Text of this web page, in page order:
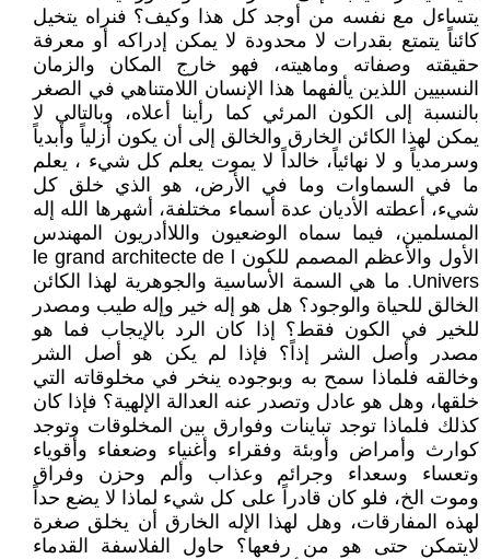
يتساءل مع نفسه من أوجد كل هذا وكيف؟ فنراه يتخيل
كائناً يتمتع بقدرات لا محدودة لا يمكن إدراكه أو معرفة
حقيقته وصفاته وماهيته، فهو خارج المكان والزمان
النسبيين اللذين يألفهما هذا الإنسان اللامتناهي في الصغر
بالنسبة إلى الكون المرئي كما رأينا أعلاه، وبالتالي لا
يمكن لهذا الكائن الخارق والخالق إلى أن يكون أزلياً وأبدياً
وسرمدياً و لا نهائياً، خالداً لا يموت يعلم كل شيء ، يعلم
ما في السماوات وما في الأرض، هو الذي خلق كل
شيء، أعطته الأديان عدة أسماء مختلفة، أشهرها الله إله
المسلمين، فيما سماه الوضعيون واللاأدريون المهندس
الأول والأعظم المصمم للكون le grand architecte de l
Univers. ما هي السمة الأساسية والجوهرية لهذا الكائن
الخالق للحياة والوجود؟ هل هو إله خير وإله طيب ومصدر
للخير في الكون فقط؟ إذا كان الرد بالإيجاب فما هو
مصدر وأصل الشر إذاً؟ فإذا لم يكن هو أصل الشر
وخالقه فلماذا سمح به وبوجوده ينخر في مخلوقاته التي
خلقها، وهل هو عادل وتصدر عنه العدالة الإلهية؟ فإذا كان
كذلك فلماذا توجد تباينات وفوارق بين المخلوقات وتوجد
كوارث وأمراض وأوبئة وفقراء وأغنياء وضعفاء وأقوياء
وتعساء وسعداء وجرائم وعذاب وألم وحزن وفراق
وموت الخ، فلو كان قادراً على كل شيء لماذا لا يضع حداً
لهذه المفارقات، وهل لهذا الإله الخارق أن يخلق صغرة
لايتمكن حتى هو من رفعها؟ حاول الفلاسفة القدماء